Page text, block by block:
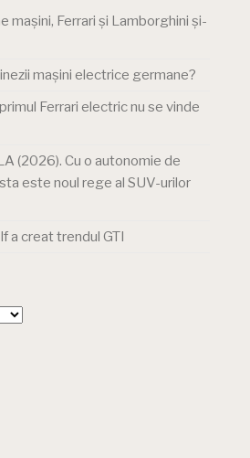
mașini, Ferrari și Lamborghini și-
mașini electrice germane?
Ferrari electric nu se vinde
(2026). Cu o autonomie de
este noul rege al SUV-urilor
a creat trendul GTI